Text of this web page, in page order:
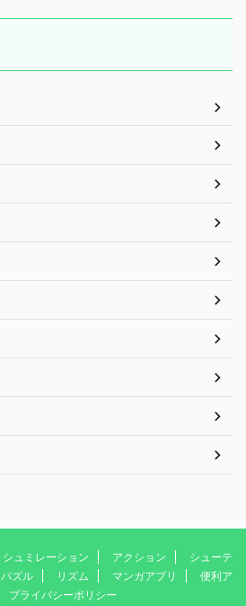
シュミレーション アクション
シューテ
パズル リズム マンガアプリ
便利ア
プライバシーポリシー